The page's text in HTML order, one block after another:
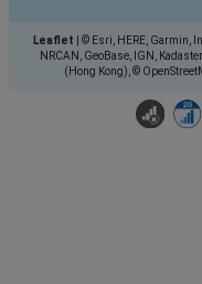
Leaflet
© Esri, HERE, Garmin,
NRCAN, GeoBase, IGN,
(Hong Kong), ©